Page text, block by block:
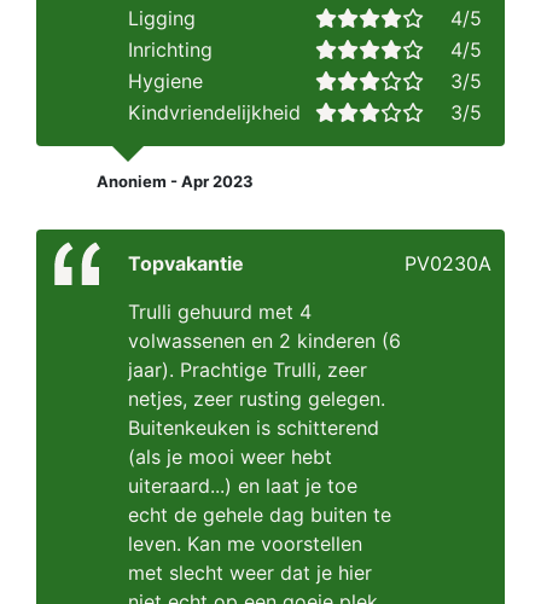
Ligging
4/5
Inrichting
4/5
Hygiene
3/5
Kindvriendelijkheid
3/5
Anoniem - Apr 2023
Topvakantie
Trulli gehuurd met 4
volwassenen en 2 kinderen (6
jaar). Prachtige Trulli, zeer
netjes, zeer rusting gelegen.
Buitenkeuken is schitterend
(als je mooi weer hebt
uiteraard...) en laat je toe
echt de gehele dag buiten te
leven. Kan me voorstellen
met slecht weer dat je hier
PV0230A